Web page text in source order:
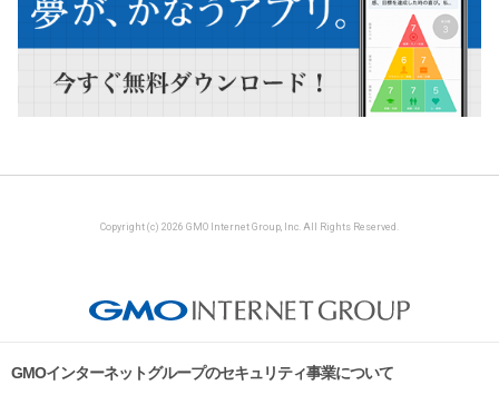
Copyright (c) 2026 GMO Internet Group, Inc. All Rights Reserved.
GMOインターネットグループのセキュリティ事業について